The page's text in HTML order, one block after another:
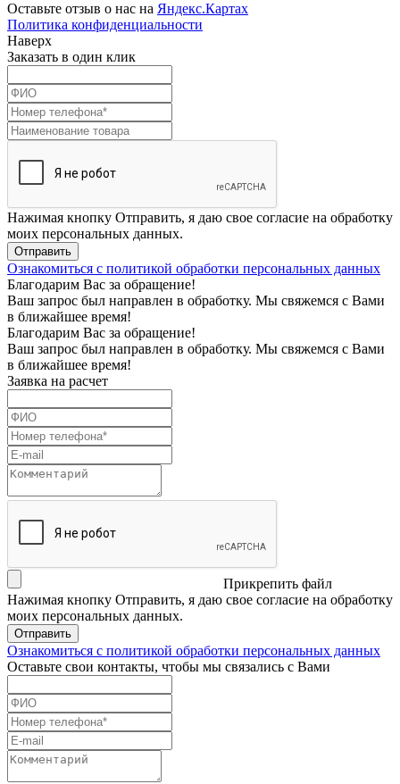
Оставьте отзыв о нас на Яндекс.Картах
Политика конфиденциальности
Наверх
Заказать в один клик
Нажимая кнопку Отправить, я даю свое согласие на обработку
моих персональных данных.
Отправить
Ознакомиться с политикой обработки персональных данных
Благодарим Вас за обращение!
Ваш запрос был направлен в обработку. Мы свяжемся с Вами
в ближайшее время!
Благодарим Вас за обращение!
Ваш запрос был направлен в обработку. Мы свяжемся с Вами
в ближайшее время!
Заявка на расчет
Прикрепить файл
Нажимая кнопку Отправить, я даю свое согласие на обработку
моих персональных данных.
Отправить
Ознакомиться с политикой обработки персональных данных
Оставьте свои контакты, чтобы мы связались с Вами